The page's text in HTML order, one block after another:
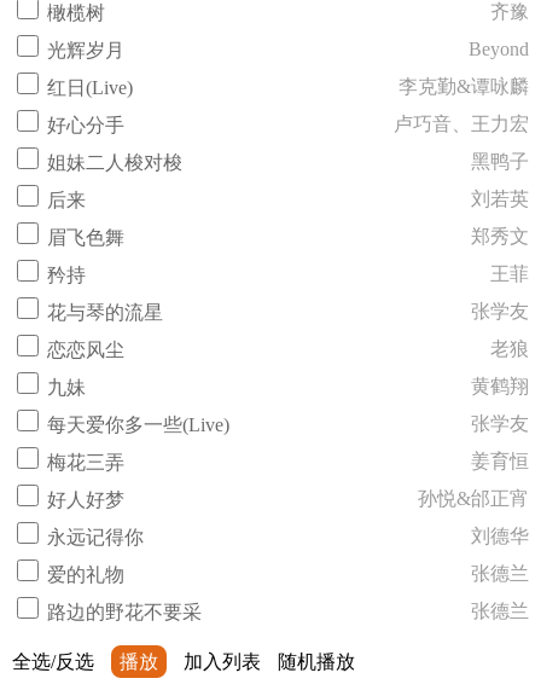
橄榄树
齐豫
光辉岁月
Beyond
红日(Live)
李克勤&谭咏麟
好心分手
卢巧音、王力宏
姐妹二人梭对梭
黑鸭子
后来
刘若英
眉飞色舞
郑秀文
矜持
王菲
花与琴的流星
张学友
恋恋风尘
老狼
九妹
黄鹤翔
每天爱你多一些(Live)
张学友
梅花三弄
姜育恒
好人好梦
孙悦&邰正宵
永远记得你
刘德华
爱的礼物
张德兰
路边的野花不要采
张德兰
全选/反选 播放 加入列表 随机播放